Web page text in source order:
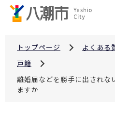
トップページ よくある
戸籍
離婚届などを勝手に出されな
ますか